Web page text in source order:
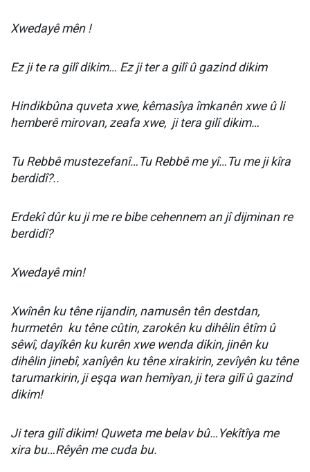
Xwedayê mên !
Ez ji te ra gilî dikim… Ez ji ter a gilî û gazind dikim
Hindikbûna quveta xwe, kêmasîya îmkanên xwe û li
hemberê mirovan, zeafa xwe, ji tera gilî dikim…
Tu Rebbê mustezefanî…Tu Rebbê me yî…Tu me ji kîra
berdidî?..
Erdekî dûr ku ji me re bibe cehennem an jî dijminan re
berdidî?
Xwedayê min!
Xwînên ku têne rijandin, namusên tên destdan,
hurmetên ku têne cûtin, zarokên ku dihêlin êtîm û
sêwî, dayîkên ku kurên xwe wenda dikin, jinên ku
dihêlin jinebî, xanîyên ku têne xirakirin, zevîyên ku têne
tarumarkirin, ji eşqa wan hemîyan, ji tera gilî û gazind
dikim!
Ji tera gilî dikim! Quweta me belav bû…Yekîtîya me
xira bu…Rêyên me cuda bu.